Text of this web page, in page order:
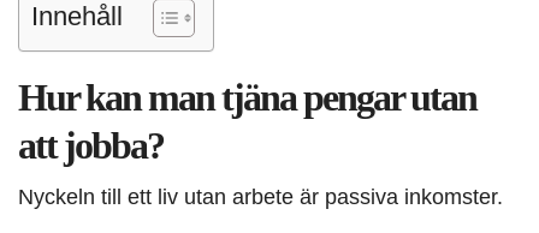
Innehåll
Hur kan man tjäna pengar utan
att jobba?
Nyckeln till ett liv utan arbete är passiva inkomster.